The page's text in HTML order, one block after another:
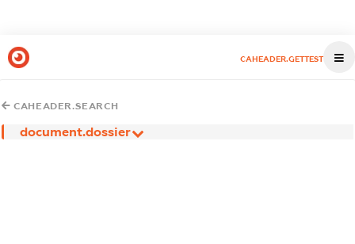
CAHEADER.GETTEST
CAHEADER.SEARCH
document.dossier